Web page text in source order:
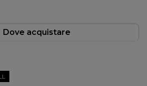
Dove acquistare